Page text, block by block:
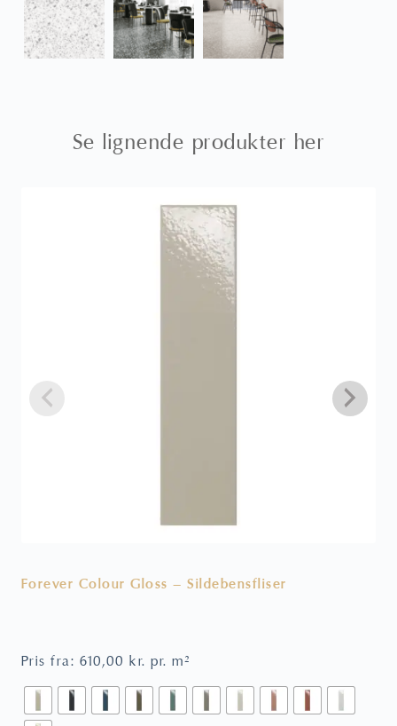
Se lignende produkter her
Forever Colour Gloss – Sildebensfliser
Pris fra: 610,00kr. pr. m²